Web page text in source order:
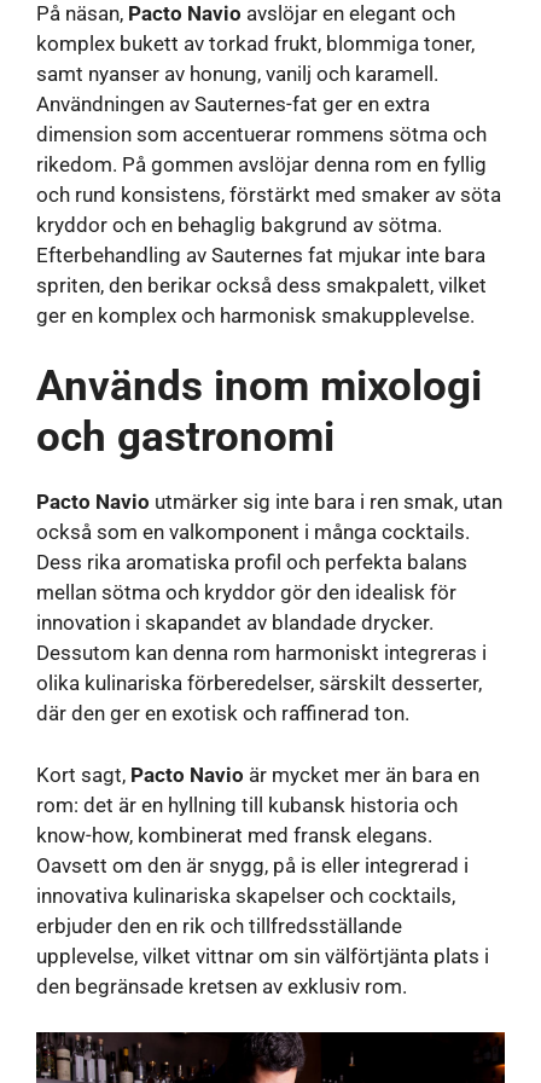
På näsan, Pacto Navio avslöjar en elegant och
komplex bukett av torkad frukt, blommiga toner,
samt nyanser av honung, vanilj och karamell.
Användningen av Sauternes-fat ger en extra
dimension som accentuerar rommens sötma och
rikedom. På gommen avslöjar denna rom en fyllig
och rund konsistens, förstärkt med smaker av söta
kryddor och en behaglig bakgrund av sötma.
Efterbehandling av Sauternes fat mjukar inte bara
spriten, den berikar också dess smakpalett, vilket
ger en komplex och harmonisk smakupplevelse.
Används inom mixologi
och gastronomi
Pacto Navio utmärker sig inte bara i ren smak, utan
också som en valkomponent i många cocktails.
Dess rika aromatiska profil och perfekta balans
mellan sötma och kryddor gör den idealisk för
innovation i skapandet av blandade drycker.
Dessutom kan denna rom harmoniskt integreras i
olika kulinariska förberedelser, särskilt desserter,
där den ger en exotisk och raffinerad ton.
Kort sagt, Pacto Navio är mycket mer än bara en
rom: det är en hyllning till kubansk historia och
know-how, kombinerat med fransk elegans.
Oavsett om den är snygg, på is eller integrerad i
innovativa kulinariska skapelser och cocktails,
erbjuder den en rik och tillfredsställande
upplevelse, vilket vittnar om sin välförtjänta plats i
den begränsade kretsen av exklusiv rom.